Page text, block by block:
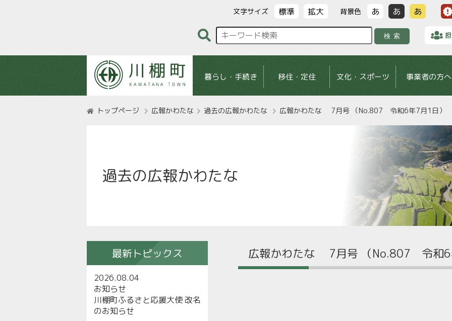
文字サイズ 標準 拡大 背景色 あ あ あ
検索
暮らし・手続き 移住・定住 文化・スポーツ 事業者の方へ
トップページ 広報かわたな 過去の広報かわたな 広報かわたな 7月号 （No.807 令和6年7月1日）
過去の広報かわたな
広報かわたな 7月号 （No.807 令和6
最新トピックス
2026.08.04
お知らせ
川棚町ふるさと応援大使 改名
のお知らせ